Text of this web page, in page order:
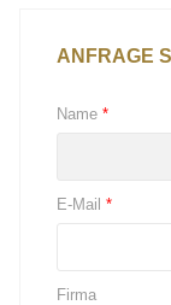
ANFRAGE
Name *
E-Mail *
Firma